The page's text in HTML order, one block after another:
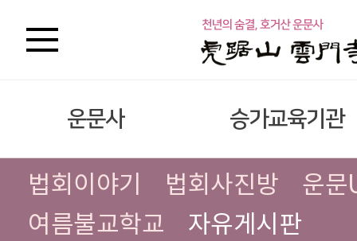
운문사 승가교육기관
법회이야기 법회사진방
운문
여름불교학교
자유게시판